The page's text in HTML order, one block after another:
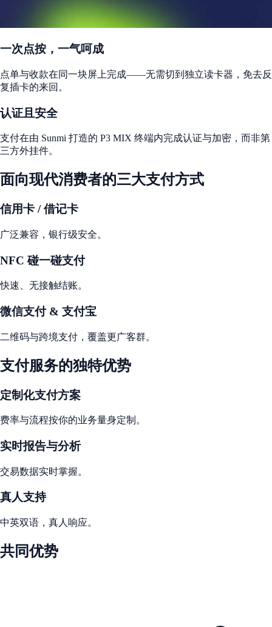
一次点按，一气呵成
点单与收款在同一块屏上完成——无需切到独立读卡器，免去反
复插卡的来回。
认证且安全
支付在由 Sunmi 打造的 P3 MIX 终端内完成认证与加密，而非第
三方外挂件。
面向现代消费者的三大支付方式
信用卡 / 借记卡
广泛兼容，银行级安全。
NFC 碰一碰支付
快速、无接触结账。
微信支付 & 支付宝
二维码与跨境支付，覆盖更广客群。
支付服务的独特优势
定制化支付方案
费率与流程按你的业务量身定制。
实时报告与分析
交易数据实时掌握。
真人支持
中英双语，真人响应。
共同优势